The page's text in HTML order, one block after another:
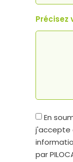
Précisez
En
j'accepte
par